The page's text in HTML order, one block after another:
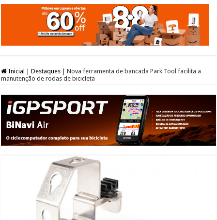
Inicial Destaques
Nova ferramenta de bancada Park Tool facilita a
manutenção de rodas de bicicleta